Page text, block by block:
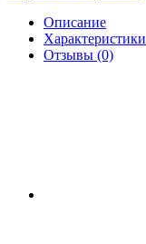
Описание
Характеристики
Отзывы (0)